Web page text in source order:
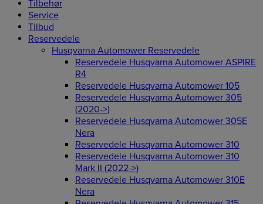
Tilbehør
Service
Tilbud
Reservedele
Husqvarna Automower Reservedele
Reservedele Husqvarna Automower ASPIRE
R4
Reservedele Husqvarna Automower 105
Reservedele Husqvarna Automower 305
(2020->)
Reservedele Husqvarna Automower 305E
Nera
Reservedele Husqvarna Automower 310
Reservedele Husqvarna Automower 310
Mark II (2022->)
Reservedele Husqvarna Automower 310E
Nera